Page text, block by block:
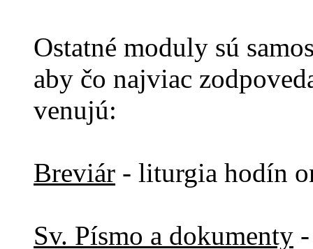
Ostatné moduly sú
aby čo najviac
venujú:
Breviár - liturgia hodín
Sv. Písmo a dokumenty